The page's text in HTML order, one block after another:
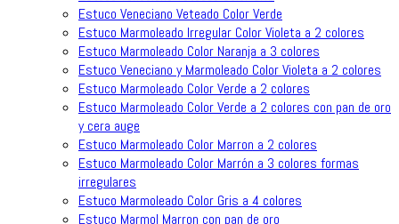
Estuco Veneciano Veteado Color Verde
Estuco Marmoleado Irregular Color Violeta a 2 colores
Estuco Marmoleado Color Naranja a 3 colores
Estuco Veneciano y Marmoleado Color Violeta a 2 colores
Estuco Marmoleado Color Verde a 2 colores
Estuco Marmoleado Color Verde a 2 colores con pan de oro
y cera auge
Estuco Marmoleado Color Marron a 2 colores
Estuco Marmoleado Color Marrón a 3 colores formas
irregulares
Estuco Marmoleado Color Gris a 4 colores
Estuco Marmol Marron con pan de oro